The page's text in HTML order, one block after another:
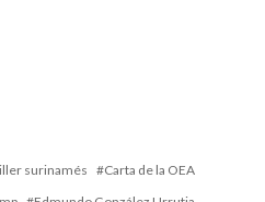
surinamés
Carta de la OEA